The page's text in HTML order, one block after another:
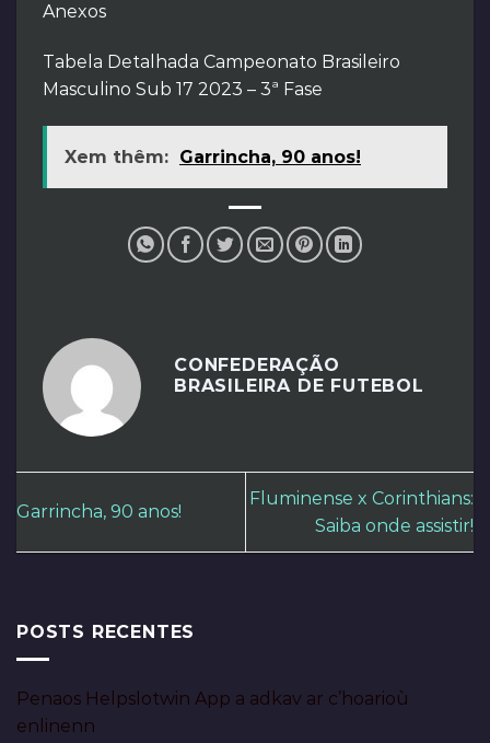
Anexos
Tabela Detalhada Campeonato Brasileiro
Masculino Sub 17 2023 – 3ª Fase
Xem thêm: Garrincha, 90 anos!
CONFEDERAÇÃO
BRASILEIRA DE FUTEBOL
Garrincha, 90 anos!
Fluminense x Corinthians:
Saiba onde assistir!
POSTS RECENTES
Penaos Helpslotwin App a adkav ar c’hoarioù
enlinenn